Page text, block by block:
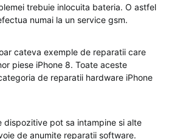
trebuie inlocuita bateria. O astfel
numai la un service gsm.
cateva exemple de reparatii care
piese iPhone 8. Toate aceste
de reparatii hardware iPhone
dispozitive pot sa intampine si alte
de anumite reparatii software.